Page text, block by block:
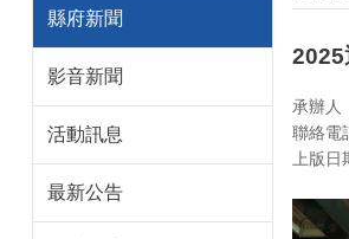
縣府新聞
影音新聞
活動訊息
最新公告
2025
承辦人
聯絡電
上版